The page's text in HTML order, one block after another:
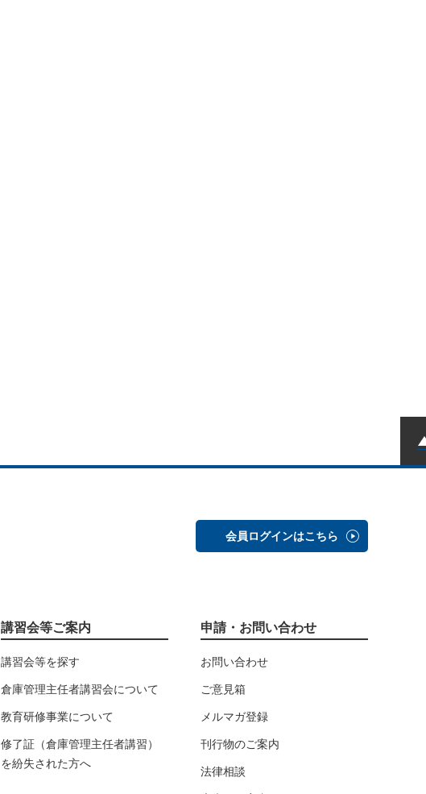
会員ログインはこちら
講習会等ご案内
講習会等を探す
倉庫管理主任者講習会について
教育研修事業について
修了証（倉庫管理主任者講習）
を紛失された方へ
申請・お問い合わせ
お問い合わせ
ご意見箱
メルマガ登録
刊行物のご案内
法律相談